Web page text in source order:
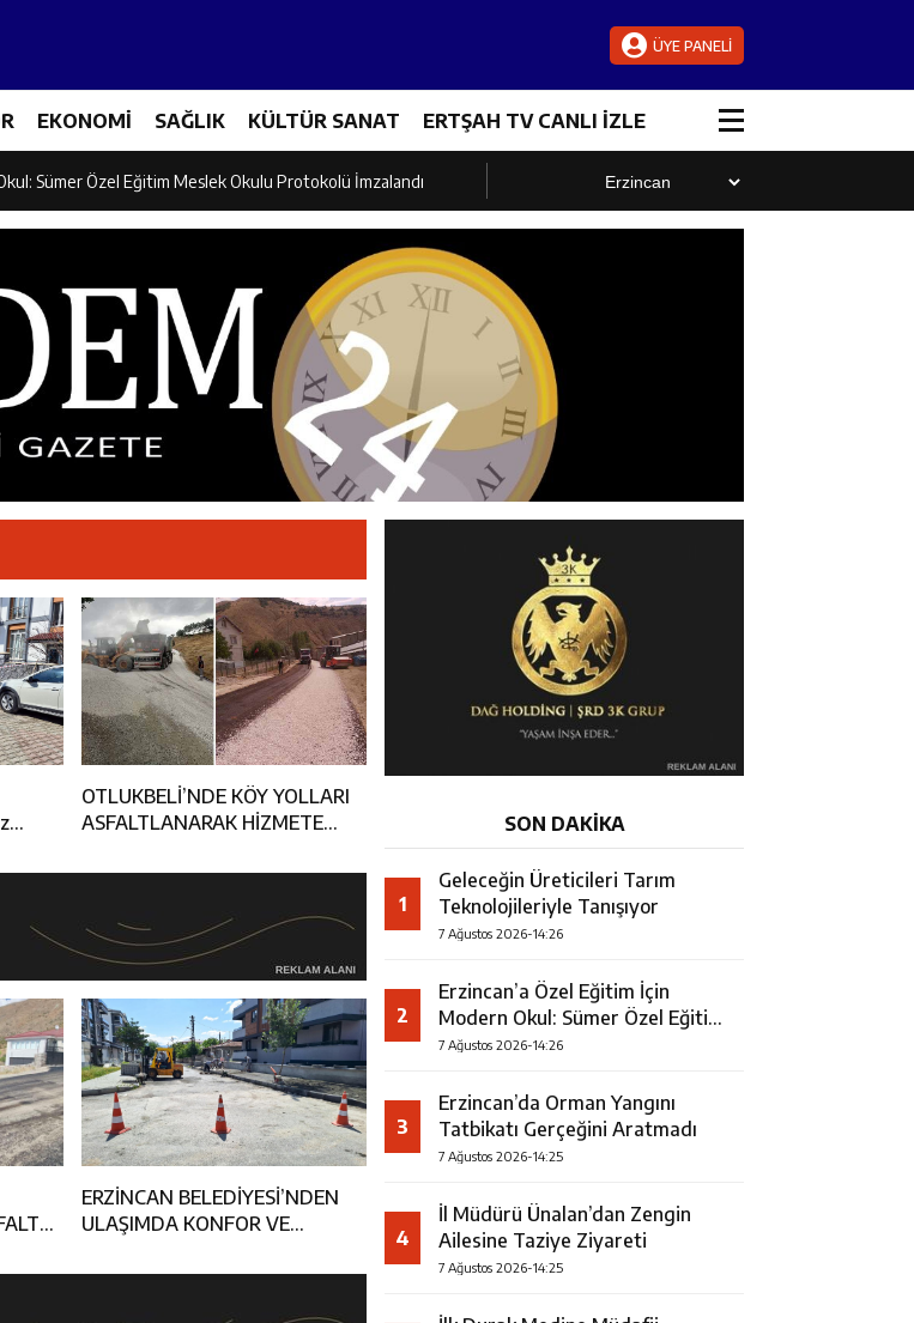
ÜYE PANELİ
EKONOMİ SAĞLIK KÜLTÜR SANAT ERTŞAH TV CANLI İZLE
Tanışıyor
Sümer Özel Eğitim Meslek Okulu Protokolü İmzalandı
Taziye Ziyareti
Kızının Kabri
Değerlendirme Toplantısı
İstişare Buluşması
Yakalandı
Sanayi Odası’nı Ziyaret Etti
Tanışıyor
OTLUKBELİ’NDE KÖY YOLLARI
ASFALTLANARAK HİZMETE
ERZİNCAN BELEDİYESİ’NDEN
ULAŞIMDA KONFOR VE
SON DAKİKA
1
Geleceğin Üreticileri Tarım
Teknolojileriyle Tanışıyor
7 Ağustos 2026-14:26
2
Erzincan’a Özel Eğitim İçin
Modern Okul: Sümer Özel Eğitim
Meslek Okulu Protokolü
7 Ağustos 2026-14:26
3
Erzincan’da Orman Yangını
Tatbikatı Gerçeğini Aratmadı
7 Ağustos 2026-14:25
4
İl Müdürü Ünalan’dan Zengin
Ailesine Taziye Ziyareti
7 Ağustos 2026-14:25